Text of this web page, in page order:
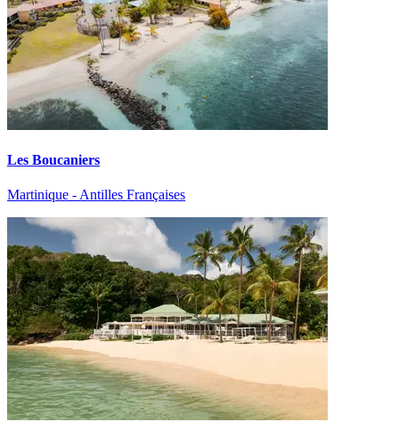
Les Boucaniers
Martinique - Antilles Françaises